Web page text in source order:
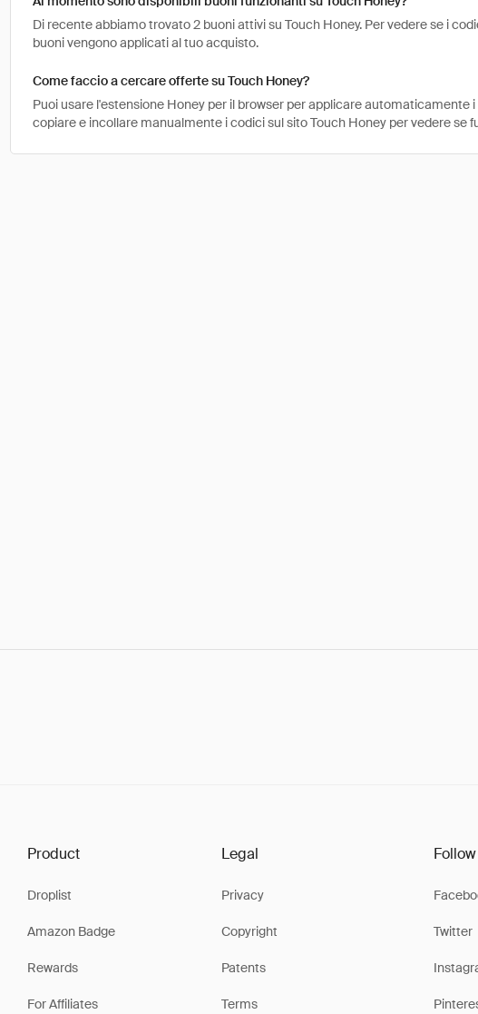
Di recente abbiamo trovato 2 buoni attivi su Touch Honey. Per vedere se i
buoni vengono applicati al tuo acquisto.
Come faccio a cercare offerte su Touch Honey?
Puoi usare l'estensione Honey per il browser per applicare
copiare e incollare manualmente i codici sul sito Touch Honey per vedere se
Product
Droplist
Amazon Badge
Rewards
For Affiliates
Legal
Privacy
Copyright
Patents
Terms
Twitter